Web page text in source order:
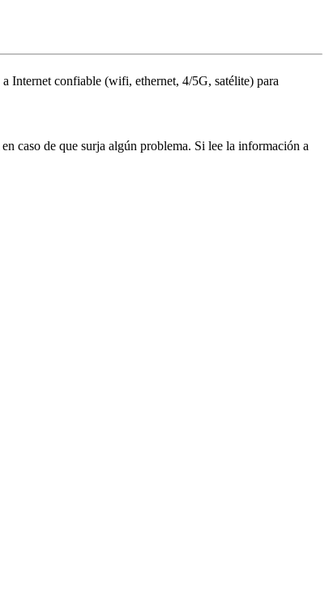
a Internet confiable (wifi, ethernet, 4/5G, satélite) para
en caso de que surja algún problema. Si lee la información a